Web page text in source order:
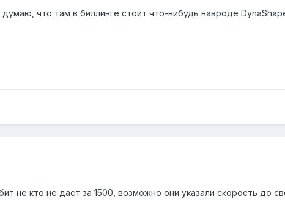
что там в биллинге стоит что-нибудь навроде
не кто не даст за 1500, возможно они указали скорость до